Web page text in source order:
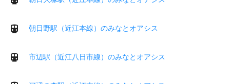
朝日野駅（近江本線）のみなとオアシス
市辺駅（近江八日市線）のみなとオアシス